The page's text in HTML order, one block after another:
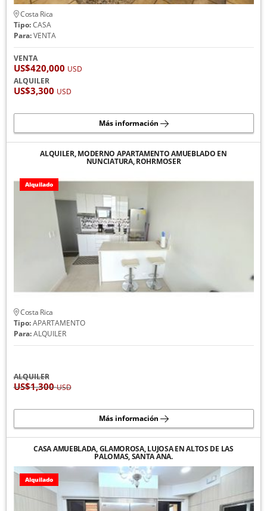
Costa Rica
Tipo:CASA
Para:VENTA
VENTA
US$420,000 USD
ALQUILER
US$3,300 USD
Más información
ALQUILER, MODERNO APARTAMENTO AMUEBLADO EN
NUNCIATURA, ROHRMOSER
Alquilado
Costa Rica
Tipo:APARTAMENTO
Para:ALQUILER
ALQUILER
US$1,300USD
Más información
CASA AMUEBLADA, GLAMOROSA, LUJOSA EN ALTOS DE LAS
PALOMAS, SANTA ANA.
Alquilado